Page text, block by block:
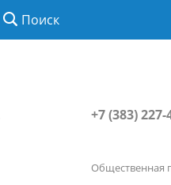
Поиск
+7 (383) 227-
Общественная